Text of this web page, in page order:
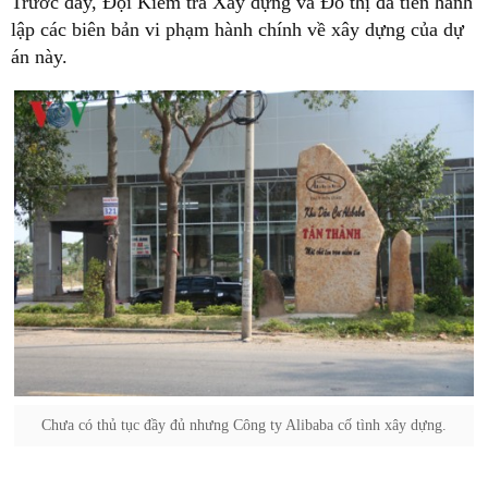
lập các biên bản vi phạm hành chính về xây dựng của dự
án này.
Chưa có thủ tục đầy đủ nhưng Công ty Alibaba cố tình xây dựng.